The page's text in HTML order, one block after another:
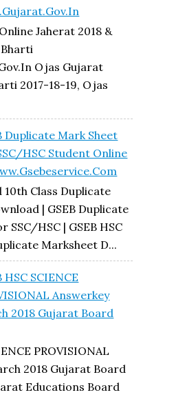
Jaherat 2018 &
Ojas Gujarat
2017-18-19, Ojas
Duplicate Mark Sheet
HSC Student Online
Class Duplicate
| GSEB Duplicate
SSC/HSC | GSEB HSC
Marksheet D...
HSC SCIENCE
Answerkey
2018 Gujarat Board
PROVISIONAL
2018 Gujarat Board
Educations Board